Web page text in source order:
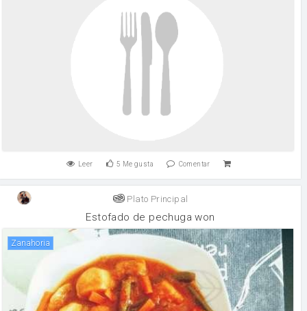
Leer 5 Me gusta Comentar
Plato Principal
Estofado de pechuga won
zanahoria